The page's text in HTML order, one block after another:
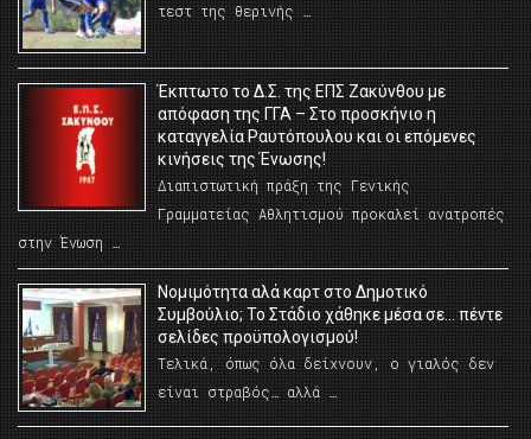
τεστ της θερινής …
Έκπτωτο το Δ.Σ. της ΕΠΣ Ζακύνθου με
απόφαση της ΓΓΑ – Στο προσκήνιο η
καταγγελία Ραυτόπουλου και οι επόμενες
κινήσεις της Ένωσης!
Διαπιστωτική πράξη της Γενικής
Γραμματείας Αθλητισμού προκαλεί ανατροπές
στην Ένωση …
Νομιμότητα αλά καρτ στο Δημοτικό
Συμβούλιο; Το Στάδιο χάθηκε μέσα σε… πέντε
σελίδες προϋπολογισμού!
Τελικά, όπως όλα δείχνουν, ο γιαλός δεν
είναι στραβός… αλλά …